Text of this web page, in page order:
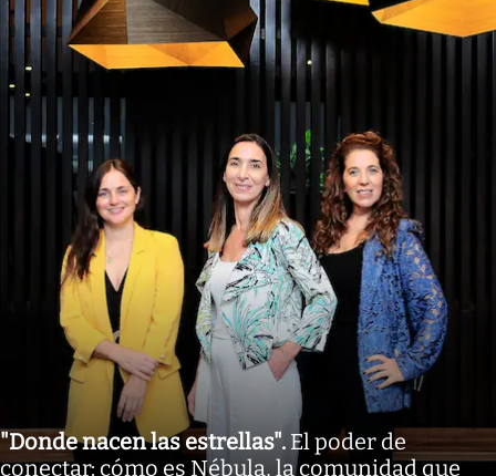
"Donde nacen las estrellas". El poder de
conectar: cómo es Nébula, la comunidad que